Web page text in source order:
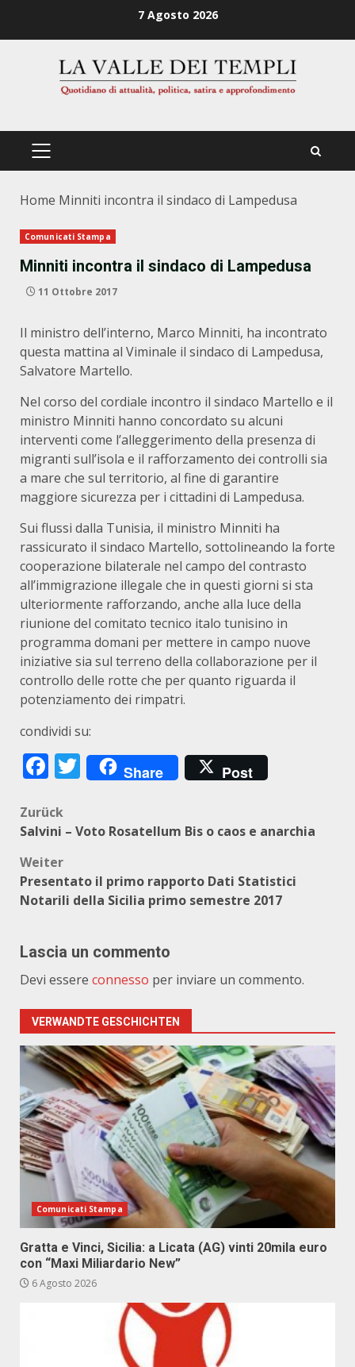
7 Agosto 2026
PRIMÄRES
Home Minniti incontra il sindaco di Lampedusa
Comunicati Stampa
Minniti incontra il sindaco di Lampedusa
11 Ottobre 2017
Il ministro dell’interno, Marco Minniti, ha incontrato
questa mattina al Viminale il sindaco di Lampedusa,
Salvatore Martello.
Nel corso del cordiale incontro il sindaco Martello e il
ministro Minniti hanno concordato su alcuni
interventi come l’alleggerimento della presenza di
migranti sull’isola e il rafforzamento dei controlli sia
a mare che sul territorio, al fine di garantire
maggiore sicurezza per i cittadini di Lampedusa.
Sui flussi dalla Tunisia, il ministro Minniti ha
rassicurato il sindaco Martello, sottolineando la forte
cooperazione bilaterale nel campo del contrasto
all’immigrazione illegale che in questi giorni si sta
ulteriormente rafforzando, anche alla luce della
riunione del comitato tecnico italo tunisino in
programma domani per mettere in campo nuove
iniziative sia sul terreno della collaborazione per il
controllo delle rotte che per quanto riguarda il
potenziamento dei rimpatri.
condividi su:
Facebook
Twitter
Share Post
Beitragsnavigation
Zurück
Salvini – Voto Rosatellum Bis o caos e anarchia
Weiter
Presentato il primo rapporto Dati Statistici
Notarili della Sicilia primo semestre 2017
Lascia un commento
Devi essere connesso per inviare un commento.
VERWANDTE GESCHICHTEN
Comunicati Stampa
Gratta e Vinci, Sicilia: a Licata (AG) vinti 20mila euro
con “Maxi Miliardario New”
6 Agosto 2026